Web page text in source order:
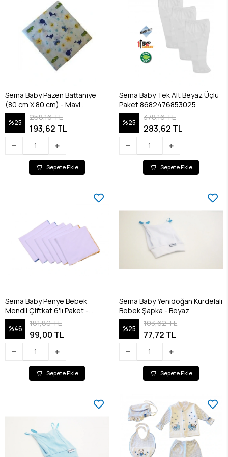
Sema Baby Pazen Battaniye
(80 cm X 80 cm) - Mavi
8682476853100
%25
258,16 TL
193,62 TL
Sepete Ekle
Sema Baby Tek Alt Beyaz Üçlü
Paket 8682476853025
%25
378,16 TL
283,62 TL
Sepete Ekle
Sema Baby Penye Bebek
Mendil Çiftkat 6'lı Paket -
RENKLİ
%46
181,80 TL
99,00 TL
Sepete Ekle
Sema Baby Yenidoğan Kurdelalı
Bebek Şapka - Beyaz
%25
103,62 TL
77,72 TL
Sepete Ekle